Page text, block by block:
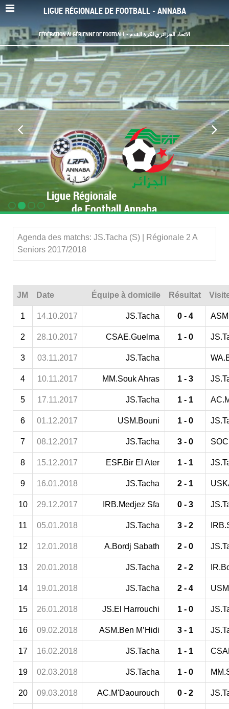
LIGUE RÉGIONALE DE FOOTBALL - ANNABA
FÉDÉRATION ALGÉRIENNE DE FOOTBALL - الاتحاد الجزائري لكرة القدم
Ligue Régionale
de Football Annaba
Agenda des matchs: JS.Tacha (S) | Régionale 2 A
Seniors 2017/2018
JM Date Équipe à domicile Résultat
1 14.10.2017 JS.Tacha 0 - 4
2 28.10.2017 CSAE.Guelma 1 - 0
3 03.11.2017 JS.Tacha
4 10.11.2017 MM.Souk Ahras 1 - 3
5 17.11.2017 JS.Tacha 1 - 1
6 01.12.2017 USM.Bouni 1 - 0
7 08.12.2017 JS.Tacha 3 - 0
8 15.12.2017 ESF.Bir El Ater 1 - 1
9 16.01.2018 JS.Tacha 2 - 1
10 29.12.2017 IRB.Medjez Sfa 0 - 3
11 05.01.2018 JS.Tacha 3 - 2
12 12.01.2018 A.Bordj Sabath 2 - 0
13 20.01.2018 JS.Tacha 2 - 2
14 19.01.2018 JS.Tacha 2 - 4
15 26.01.2018 JS.El Harrouchi 1 - 0
16 09.02.2018 ASM.Ben M’Hidi 3 - 1
17 16.02.2018 JS.Tacha 1 - 1
19 02.03.2018 JS.Tacha 1 - 0
20 09.03.2018 AC.M'Daourouch 0 - 2